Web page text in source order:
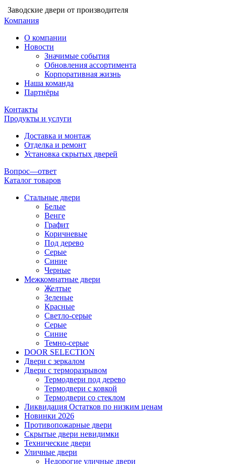
Заводские двери от производителя
Компания
О компании
Новости
Значимые события
Обновления ассортимента
Корпоративная жизнь
Наша команда
Партнёры
Контакты
Продукты и услуги
Доставка и монтаж
Отделка и ремонт
Установка скрытых дверей
Вопрос—ответ
Каталог товаров
Стальные двери
Белые
Венге
Графит
Коричневые
Под дерево
Серые
Синие
Черные
Межкомнатные двери
Желтые
Зеленые
Красные
Светло-серые
Серые
Синие
Темно-серые
DOOR SELECTION
Двери с зеркалом
Двери с терморазрывом
Термодвери под дерево
Термодвери с ковкой
Термодвери со стеклом
Ликвидация Остатков по низким ценам
Новинки 2026
Противопожарные двери
Скрытые двери невидимки
Технические двери
Уличные двери
Недорогие уличные двери